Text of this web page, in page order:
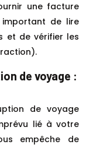
une facture
de lire
et de vérifier les
de voyage :
de voyage
lié à votre
empêche de